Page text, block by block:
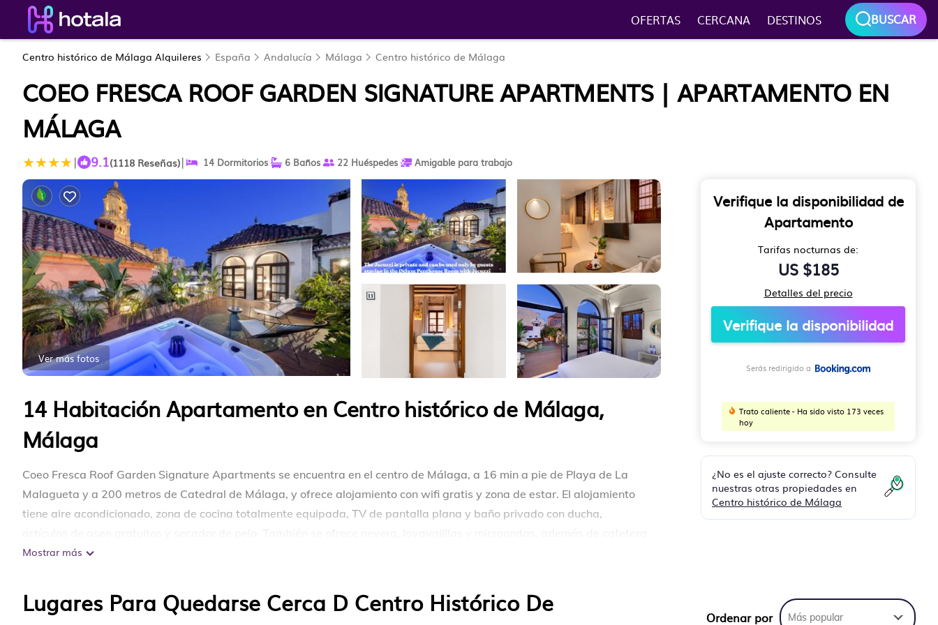
OFERTAS CERCANA DESTINOS BUSCAR
Centro histórico de Málaga Alquileres España Andalucía Málaga Centro histórico de Málaga
COEO FRESCA ROOF GARDEN SIGNATURE APARTMENTS | APARTAMENTO EN
MÁLAGA
| 9.1(1118 Reseñas)| 14 Dormitorios 6 Baños 22 Huéspedes Amigable para trabajo
Ver más fotos
14 Habitación Apartamento en Centro histórico de Málaga,
Málaga
Coeo Fresca Roof Garden Signature Apartments se encuentra en el centro de Málaga, a 16 min a pie de Playa de La
Malagueta y a 200 metros de Catedral de Málaga, y ofrece alojamiento con wifi gratis y zona de estar. El alojamiento
tiene aire acondicionado, zona de cocina totalmente equipada, TV de pantalla plana y baño privado con ducha,
y hervidor. Cerca del alojamiento hay puntos de interés como Museo de Málaga, Alcazaba y Museo Picasso. El
Coeo Fresca Roof Garden Signature Apartments se encuentra en Málaga.
Mostrar más
Verifique la disponibilidad de
Apartamento
Tarifas nocturnas de:
US $185
Detalles del precio
Verifique la disponibilidad
Serás redirigido a
Trato caliente - Ha sido visto 173 veces
hoy
¿No es el ajuste correcto? Consulte
nuestras otras propiedades en
Centro histórico de Málaga
Lugares Para Quedarse Cerca D Centro Histórico De
Ordenar por Más popular